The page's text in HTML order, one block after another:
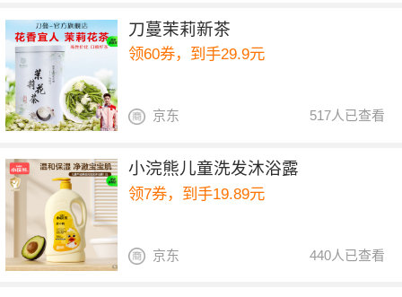
刀蔓茉莉新茶
领60券，到手29.9元
517人已查看
京东
小浣熊儿童洗发沐浴露
领7券，到手19.89元
440人已查看
京东